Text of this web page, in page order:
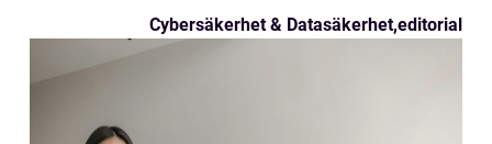
Cybersäkerhet & Datasäkerhet,editorial